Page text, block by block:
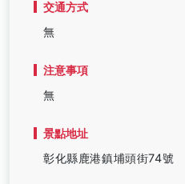
交通方式
無
注意事項
無
景點地址
彰化縣鹿港鎮埔頭街74號